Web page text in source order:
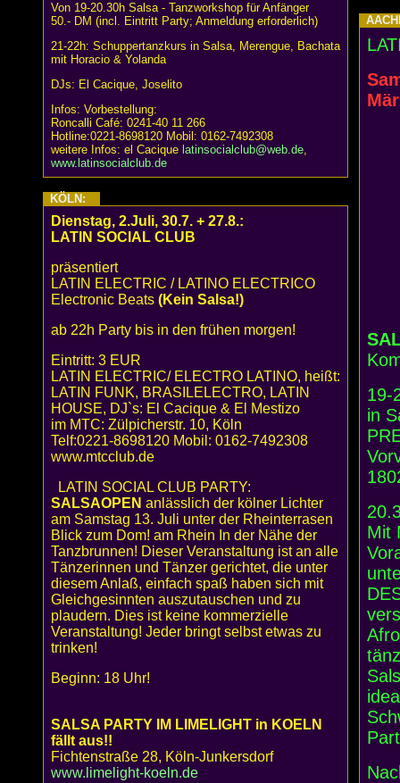
Von 19-20.30h Salsa - Tanzworkshop für Anfänger
50.- DM (incl. Eintritt Party; Anmeldung erforderlich)
21-22h: Schuppertanzkurs in Salsa, Merengue, Bachata
mit Horacio & Yolanda
DJs: El Cacique, Joselito
Infos: Vorbestellung:
Roncalli Café: 0241-40 11 266
Hotline:0221-8698120 Mobil: 0162-7492308
weitere Infos: el Cacique latinsocialclub@web.de,
www.latinsocialclub.de
KÖLN:
Dienstag, 2.Juli, 30.7. + 27.8.:
LATIN SOCIAL CLUB
präsentiert
LATIN ELECTRIC / LATINO ELECTRICO
Electronic Beats (Kein Salsa!)
ab 22h Party bis in den frühen morgen!
Eintritt: 3 EUR
LATIN ELECTRIC/ ELECTRO LATINO, heißt:
LATIN FUNK, BRASILELECTRO, LATIN
HOUSE, DJ`s: El Cacique & El Mestizo
im MTC: Zülpicherstr. 10, Köln
Telf:0221-8698120 Mobil: 0162-7492308
www.mtcclub.de
LATIN SOCIAL CLUB PARTY:
SALSAOPEN anlässlich der kölner Lichter
am Samstag 13. Juli unter der Rheinterrasen
Blick zum Dom! am Rhein In der Nähe der
Tanzbrunnen! Dieser Veranstaltung ist an alle
Tänzerinnen und Tänzer gerichtet, die unter
diesem Anlaß, einfach spaß haben sich mit
Gleichgesinnten auszutauschen und zu
plaudern. Dies ist keine kommerzielle
Veranstaltung! Jeder bringt selbst etwas zu
trinken!
Beginn: 18 Uhr!
SALSA PARTY IM LIMELIGHT in KOELN
fällt aus!!
Fichtenstraße 28, Köln-Junkersdorf
www.limelight-koeln.de
19-
in
Mit